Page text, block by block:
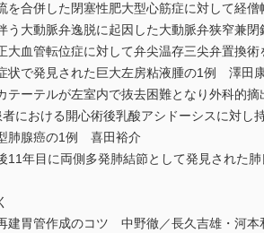
を合併した閉塞性肥大型心筋症に対して経
う大動脈弁逸脱に起因した大動脈弁狭窄兼
大血管転位症に対して弁尖温存三尖弁置換
状で発見された巨大左房粘液腫の1例 澤田
テーテルが左室内で抜去困難となり外科的
における開心術後乳酸アシドーシスに対
肺腺癌の1例 喜田裕介
11年目に両側多発肺結節として発見された
建胃管作成のコツ 中野徹／長久吉雄・河本